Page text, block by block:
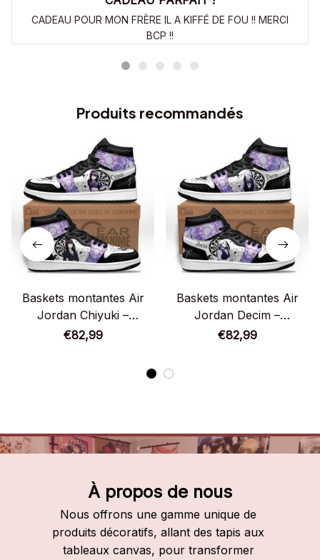
CADEAU POUR MON FRÈRE IL A KIFFÉ DE FOU !! MERCI
BCP !!
Produits recommandés
Baskets montantes Air
Jordan Chiyuki –
Chaussures montantes
€82,99
Baskets montantes Air
Jordan Decim –
Chaussures montantes
€82,99
À propos de nous
Nous offrons une gamme unique de
produits décoratifs, allant des tapis aux
tableaux canvas, pour transformer